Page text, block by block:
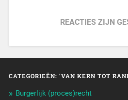
REACTIES ZIJN
CATEGORIEËN: ‘VAN KERN TOT
Burgerlijk (proces)recht